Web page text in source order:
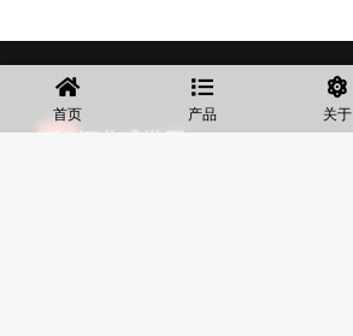
◆ 河北盛世网
首页 产品 关于